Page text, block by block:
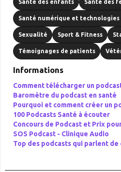
Santé des enfants Santé des
Santé numérique et technologies
Sexualité Sport & Fitness
Témoignages de patients
Informations
Comment télécharger un
Baromètre du podcast en santé
Pourquoi et comment créer un
100 Podcasts Santé à écouter
Concours de Podcast et Prix
SOS Podcast - Clinique Audio
Top des podcasts qui parlent de